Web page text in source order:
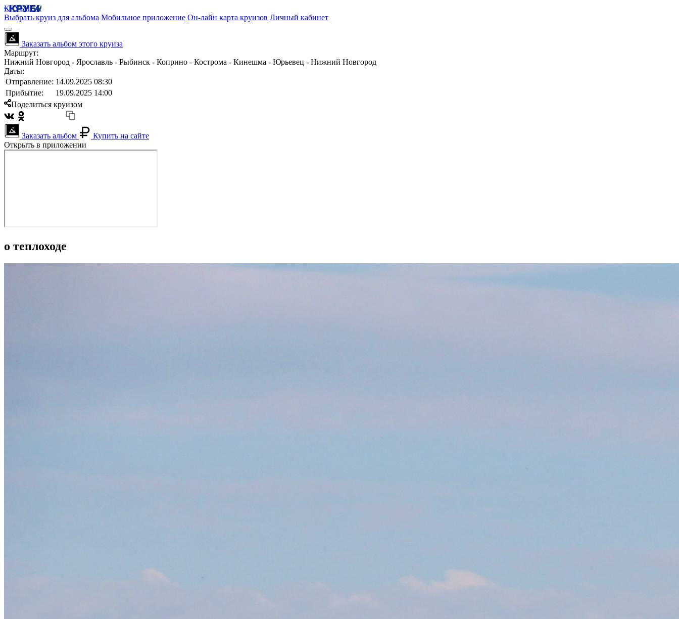
КРУБИСС
Выбрать круиз для альбома Мобильное приложение Он-лайн карта круизов Личный кабинет
Заказать альбом этого круиза
Маршрут:
Нижний Новгород - Ярославль - Рыбинск - Коприно - Кострома - Кинешма - Юрьевец - Нижний Новгород
Даты:
Отправление: 14.09.2025 08:30
Прибытие:
19.09.2025 14:00
Поделиться круизом
Заказать альбом
Купить на сайте
Открыть в приложении
о теплоходе